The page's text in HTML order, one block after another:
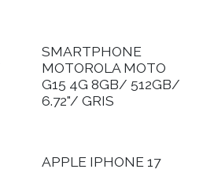
SMARTPHONE
MOTOROLA MOTO
G15 4G 8GB/ 512GB/
6.72"/ GRIS
APPLE IPHONE 17